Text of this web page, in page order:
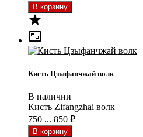


Кисть Цзыфанчжай волк
В наличии
Кисть Zifangzhai волк
750 ... 850 ₽